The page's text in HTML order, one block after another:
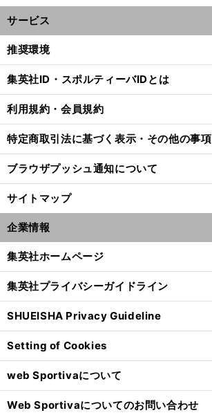
サービス
推奨環境
集英社ID・スポルティーバIDとは
利用規約・会員規約
特定商取引法に基づく表示・その他の事項
ブラウザプッシュ通知について
サイトマップ
企業情報
集英社ホームページ
集英社プライバシーガイドライン
SHUEISHA Privacy Guideline
Setting of Cookies
web Sportivaについて
Web Sportivaについてのお問い合わせ